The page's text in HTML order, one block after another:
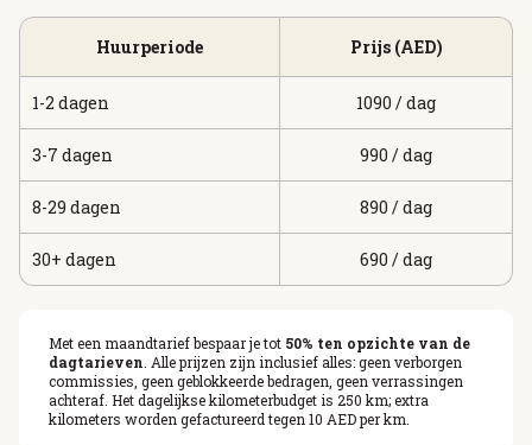
Huurperiode Prijs (AED)
1-2 dagen 1090 / dag
3-7 dagen 990 / dag
8-29 dagen 890 / dag
30+ dagen 690 / dag
Met een maandtarief bespaar je tot 50% ten opzichte van de
dagtarieven . Alle prijzen zijn inclusief alles: geen verborgen
commissies, geen geblokkeerde bedragen, geen verrassingen
achteraf. Het dagelijkse kilometerbudget is 250 km; extra
kilometers worden gefactureerd tegen 10 AED per km.